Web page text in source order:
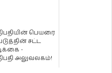
பெயரை
சட்ட
-
அலுவலகம்!